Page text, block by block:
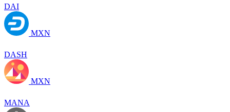
DAI
MXN
DASH
MXN
MANA